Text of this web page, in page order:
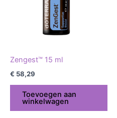
Zengest™ 15 ml
€ 58,29
Toevoegen aan
winkelwagen